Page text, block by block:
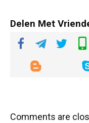
Delen Met
Comments are